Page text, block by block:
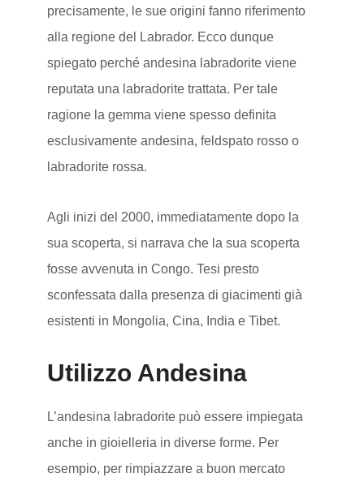
precisamente, le sue origini fanno riferimento
alla regione del Labrador. Ecco dunque
spiegato perché andesina labradorite viene
reputata una labradorite trattata. Per tale
ragione la gemma viene spesso definita
esclusivamente andesina, feldspato rosso o
labradorite rossa.
Agli inizi del 2000, immediatamente dopo la
sua scoperta, si narrava che la sua scoperta
fosse avvenuta in Congo. Tesi presto
sconfessata dalla presenza di giacimenti già
esistenti in Mongolia, Cina, India e Tibet.
Utilizzo Andesina
L’andesina labradorite può essere impiegata
anche in gioielleria in diverse forme. Per
esempio, per rimpiazzare a buon mercato